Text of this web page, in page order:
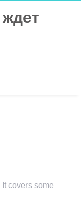
covers some